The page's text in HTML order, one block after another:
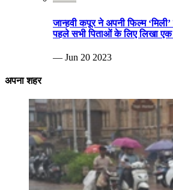
जान्हवी कपूर ने अपनी फिल्म
पहले सभी पिताओं के लिए लिखा
— Jun 20 2023
अपना शहर